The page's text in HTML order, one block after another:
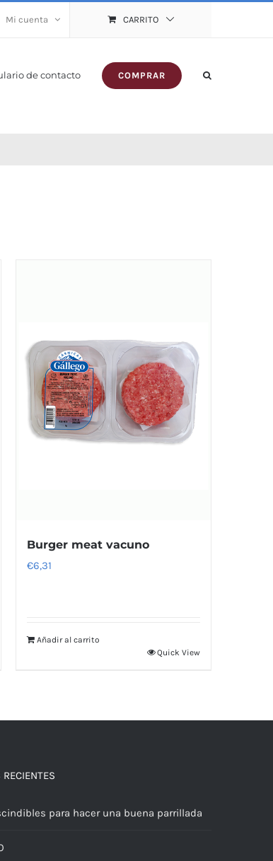
Mi cuenta CARRITO
de contacto COMPRAR
Burger meat vacuno
€6,31
Añadir al carrito
Quick View
para hacer una buena parrillada